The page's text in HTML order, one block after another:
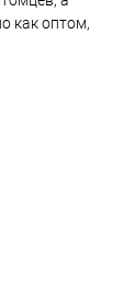
как оптом,